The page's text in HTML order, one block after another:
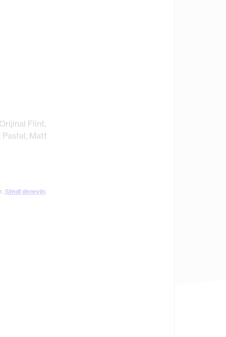
Flint,
Pastel, Matt
Şimdi deneyin.